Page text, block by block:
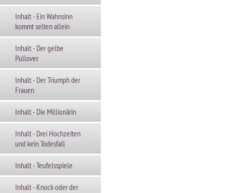
Inhalt - Ein Wahnsinn
kommt selten allein
Inhalt - Der gelbe
Pullover
Inhalt - Der Triumph der
Frauen
Inhalt - Die Millionärin
Inhalt - Drei Hochzeiten
und kein Todesfall
Inhalt - Teufelsspiele
Inhalt - Knock oder der